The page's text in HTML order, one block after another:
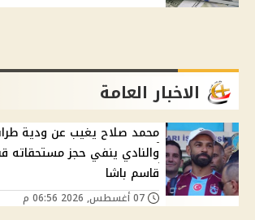
الاخبار العامة
محمد صلاح يغيب عن ودية
والنادي ينفي حجز مستحقاته
قاسم باشا